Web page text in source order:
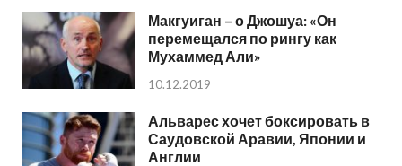
Макгуиган – о Джошуа: «Он
перемещался по рингу как
Мухаммед Али»
10.12.2019
Альварес хочет боксировать в
Саудовской Аравии, Японии и
Англии